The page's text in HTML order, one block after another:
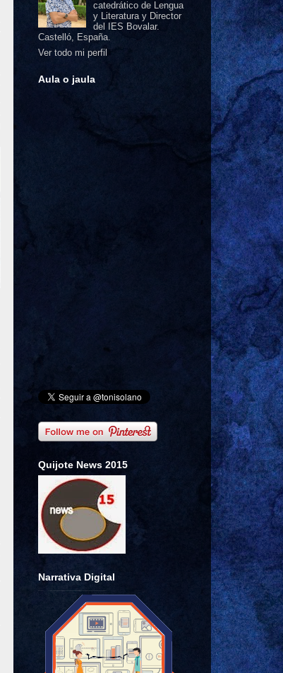
catedrático de Lengua
y Literatura y Director
del IES Bovalar.
Castelló, España.
Ver todo mi perfil
Aula o jaula
Quijote News 2015
Narrativa Digital